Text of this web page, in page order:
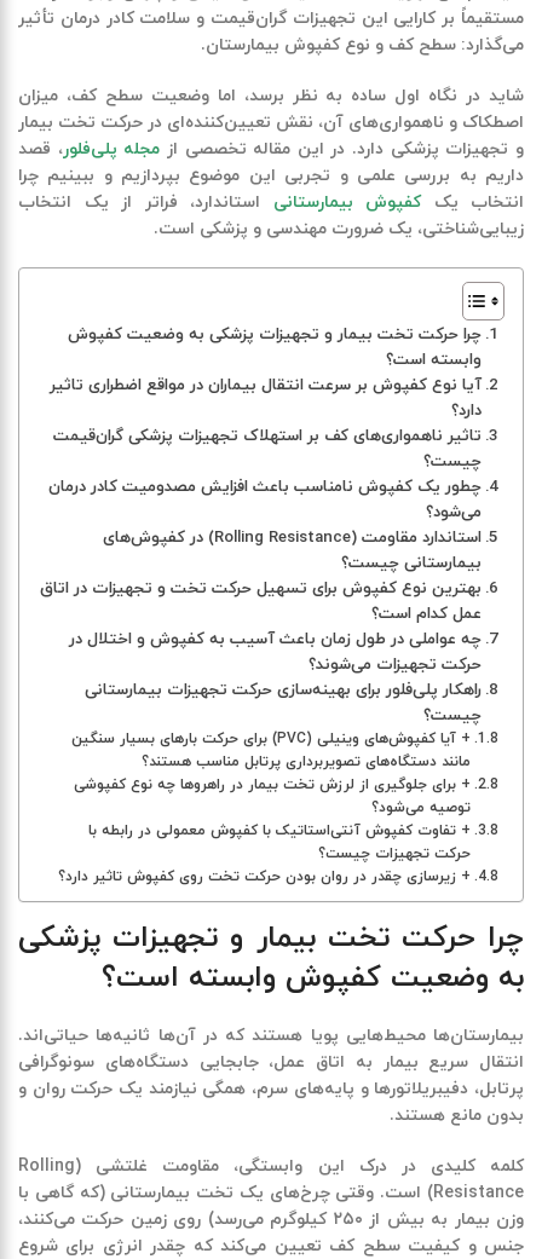
مستقیماً بر کارایی این تجهیزات گران‌قیمت و سلامت کادر درمان تأثیر
می‌گذارد: سطح کف و نوع کفپوش بیمارستان.
شاید در نگاه اول ساده به نظر برسد، اما وضعیت سطح کف، میزان
اصطکاک و ناهمواری‌های آن، نقش تعیین‌کننده‌ای در حرکت تخت بیمار
و تجهیزات پزشکی دارد. در این مقاله تخصصی از مجله پلی‌فلور، قصد
داریم به بررسی علمی و تجربی این موضوع بپردازیم و ببینیم چرا
انتخاب یککفپوش بیمارستانی استاندارد، فراتر از یک انتخاب
زیبایی‌شناختی، یک ضرورت مهندسی و پزشکی است.
چرا حرکت تخت بیمار و تجهیزات پزشکی به وضعیت کفپوش
وابسته است؟
آیا نوع کفپوش بر سرعت انتقال بیماران در مواقع اضطراری تاثیر
دارد؟
تاثیر ناهمواری‌های کف بر استهلاک تجهیزات پزشکی گران‌قیمت
چیست؟
چطور یک کفپوش نامناسب باعث افزایش مصدومیت کادر درمان
می‌شود؟
استاندارد مقاومت (Rolling Resistance) در کفپوش‌های
بیمارستانی چیست؟
بهترین نوع کفپوش برای تسهیل حرکت تخت و تجهیزات در اتاق
عمل کدام است؟
چه عواملی در طول زمان باعث آسیب به کفپوش و اختلال در
حرکت تجهیزات می‌شوند؟
راهکار پلی‌فلور برای بهینه‌سازی حرکت تجهیزات بیمارستانی
چیست؟
+ آیا کفپوش‌های وینیلی (PVC) برای حرکت بارهای بسیار سنگین
مانند دستگاه‌های تصویربرداری پرتابل مناسب هستند؟
+ برای جلوگیری از لرزش تخت بیمار در راهروها چه نوع کفپوشی
توصیه می‌شود؟
+ تفاوت کفپوش آنتی‌استاتیک با کفپوش معمولی در رابطه با
حرکت تجهیزات چیست؟
+ زیرسازی چقدر در روان بودن حرکت تخت روی کفپوش تاثیر دارد؟
چرا حرکت تخت بیمار و تجهیزات پزشکی
به وضعیت کفپوش وابسته است؟
بیمارستان‌ها محیط‌هایی پویا هستند که در آن‌ها ثانیه‌ها حیاتی‌اند.
انتقال سریع بیمار به اتاق عمل، جابجایی دستگاه‌های سونوگرافی
پرتابل، دفیبریلاتورها و پایه‌های سرم، همگی نیازمند یک حرکت روان و
بدون مانع هستند.
کلمه کلیدی در درک این وابستگی، مقاومت غلتشی
(Rolling
Resistance)
است. وقتی چرخ‌های یک تخت بیمارستانی (که گاهی با
وزن بیمار به بیش از ۲۵۰ کیلوگرم می‌رسد) روی زمین حرکت می‌کنند،
جنس و کیفیت سطح کف تعیین می‌کند که چقدر انرژی برای شروع